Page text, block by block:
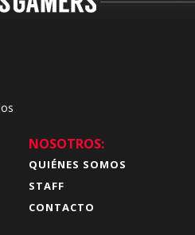
NOSOTROS:
QUIÉNES SOMOS
STAFF
CONTACTO